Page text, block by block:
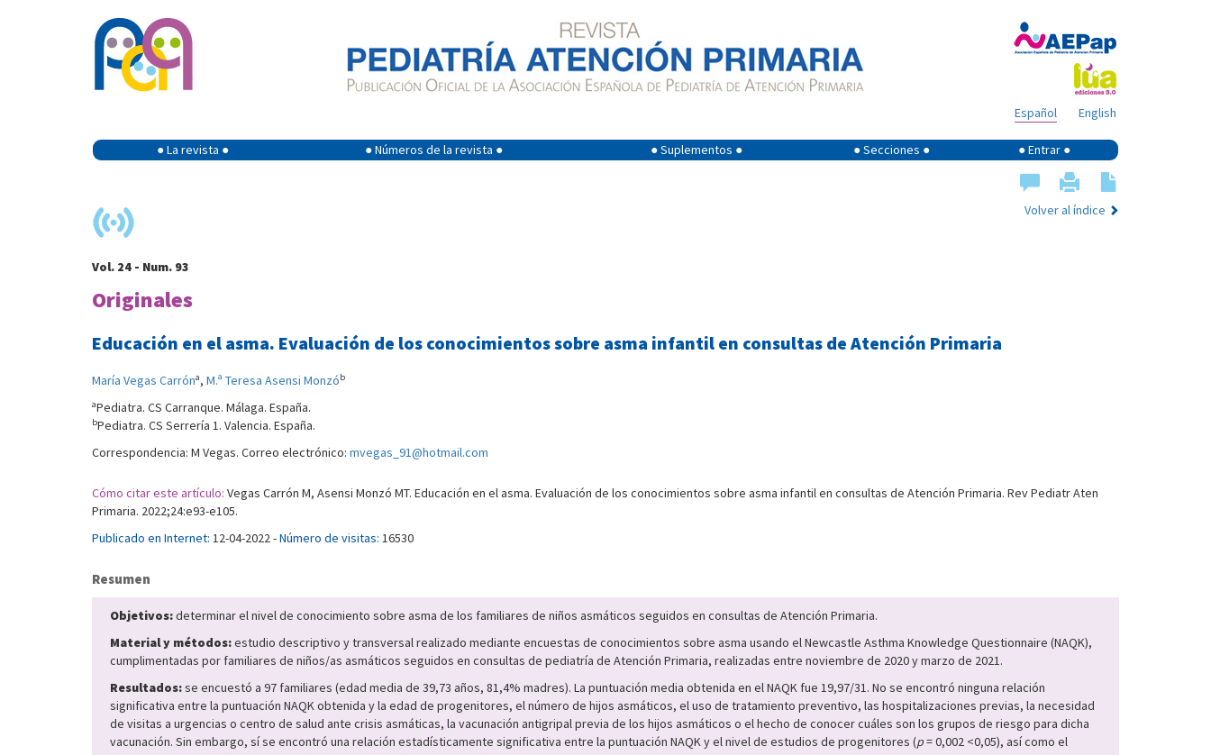
English
Español
● La revista ● ● Números de la revista ● ● Suplementos ● ● Secciones ● ● Entrar ●
Volver al índice
Vol. 24 - Num. 93
Originales
Educación en el asma. Evaluación de los conocimientos sobre asma infantil en consultas de Atención Primaria
María Vegas Carróna, M.ª Teresa Asensi Monzób
aPediatra. CS Carranque. Málaga. España.
bPediatra. CS Serrería 1. Valencia. España.
Correspondencia: M Vegas. Correo electrónico: mvegas_91@hotmail.com
Cómo citar este artículo: Vegas Carrón M, Asensi Monzó MT. Educación en el asma. Evaluación de los conocimientos sobre asma infantil en consultas de Atención Primaria. Rev Pediatr Aten
Primaria. 2022;24:e93-e105.
Publicado en Internet: 12-04-2022 -Número de visitas: 16530
Resumen
Objetivos:determinar el nivel de conocimiento sobre asma de los familiares de niños asmáticos seguidos en consultas de Atención Primaria.
Material y métodos:estudio descriptivo y transversal realizado mediante encuestas de conocimientos sobre asma usando el Newcastle Asthma Knowledge Questionnaire (NAQK),
cumplimentadas por familiares de niños/as asmáticos seguidos en consultas de pediatría de Atención Primaria, realizadas entre noviembre de 2020 y marzo de 2021.
Resultados:se encuestó a 97 familiares (edad media de 39,73 años, 81,4% madres). La puntuación media obtenida en el NAQK fue 19,97/31. No se encontró ninguna relación
significativa entre la puntuación NAQK obtenida y la edad de progenitores, el número de hijos asmáticos, el uso de tratamiento preventivo, las hospitalizaciones previas, la necesidad
de visitas a urgencias o centro de salud ante crisis asmáticas, la vacunación antigripal previa de los hijos asmáticos o el hecho de conocer cuáles son los grupos de riesgo para dicha
vacunación. Sin embargo, sí se encontró una relación estadísticamente significativa entre la puntuación NAQK y el nivel de estudios de progenitores (p= 0,002 <0,05), así como el